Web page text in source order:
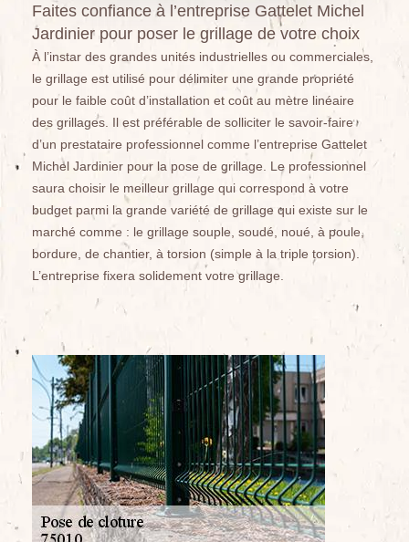
Faites confiance à l’entreprise Gattelet Michel
Jardinier pour poser le grillage de votre choix
À l’instar des grandes unités industrielles ou commerciales,
le grillage est utilisé pour délimiter une grande propriété
pour le faible coût d’installation et coût au mètre linéaire
des grillages. Il est préférable de solliciter le savoir-faire
d’un prestataire professionnel comme l’entreprise Gattelet
Michel Jardinier pour la pose de grillage. Le professionnel
saura choisir le meilleur grillage qui correspond à votre
budget parmi la grande variété de grillage qui existe sur le
marché comme : le grillage souple, soudé, noué, à poule,
bordure, de chantier, à torsion (simple à la triple torsion).
L’entreprise fixera solidement votre grillage.